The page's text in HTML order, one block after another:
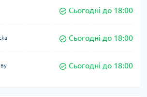
Сьогодні до 18:00
Сьогодні до 18:00
Сьогодні до 18:00